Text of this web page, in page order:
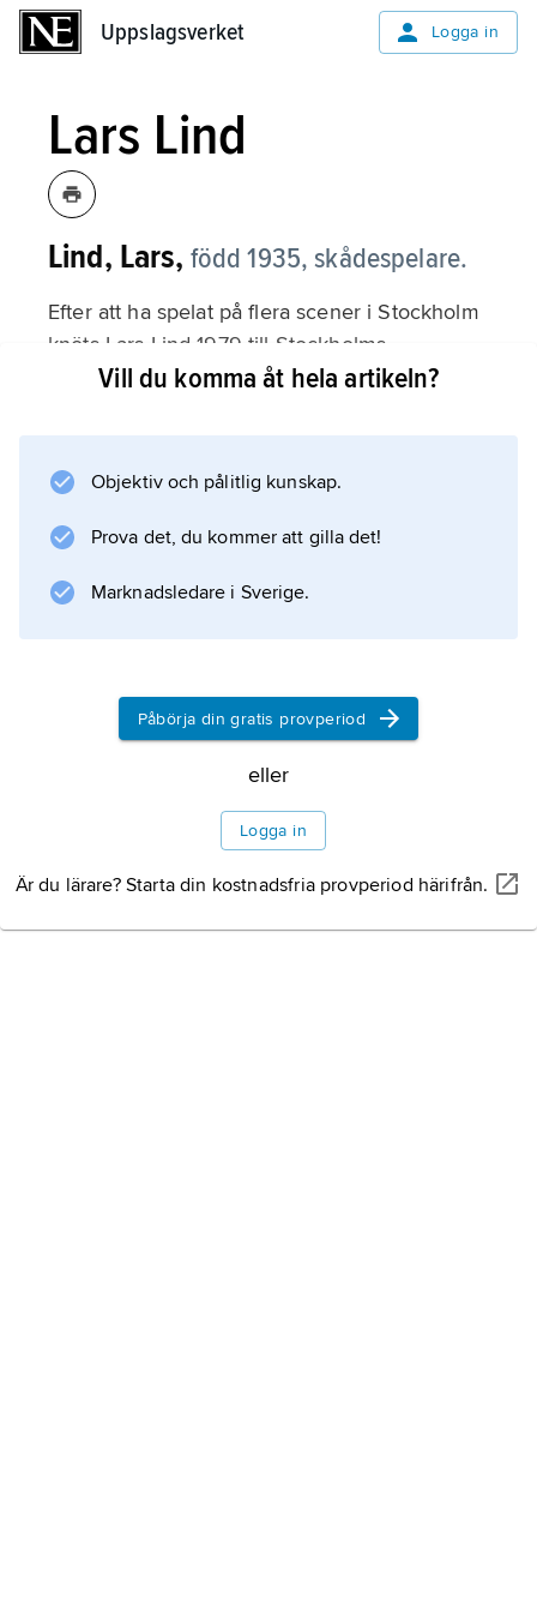
Uppslagsverket Logga in
Lars Lind
Lind, Lars, född 1935, skådespelare.
Efter att ha spelat på flera scener i Stockholm
knöts Lars Lind 1979 till Stockholms
stadsteater. För den stora publiken blev han
förbindelser” (1985) och ”Varuhuset” (1987–
2002).
Vill du komma åt hela artikeln?
Objektiv och pålitlig kunskap.
Prova det, du kommer att gilla det!
Marknadsledare i Sverige.
Påbörja din gratis provperiod
eller
Logga in
Är du lärare? Starta din kostnadsfria provperiod härifrån.